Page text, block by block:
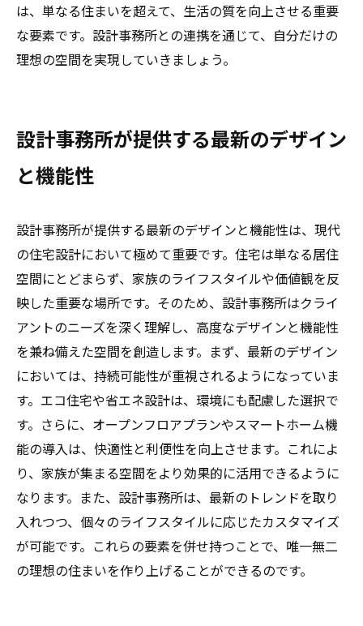
は、単なる住まいを超えて、生活の質を向上させる重要
な要素です。設計事務所との連携を通じて、自分だけの
理想の空間を実現していきましょう。
設計事務所が提供する最新のデザイン
と機能性
設計事務所が提供する最新のデザインと機能性は、現代
の住宅設計において極めて重要です。住宅は単なる居住
空間にとどまらず、家族のライフスタイルや価値観を反
映した重要な場所です。そのため、設計事務所はクライ
アントのニーズを深く理解し、高度なデザインと機能性
を兼ね備えた空間を創造します。まず、最新のデザイン
においては、持続可能性が重視されるようになっていま
す。エコ住宅や省エネ設計は、環境にも配慮した選択で
す。さらに、オープンフロアプランやスマートホーム機
能の導入は、快適性と利便性を向上させます。これによ
り、家族が集まる空間をより効果的に活用できるように
なります。また、設計事務所は、最新のトレンドを取り
入れつつ、個々のライフスタイルに応じたカスタマイズ
が可能です。これらの要素を併せ持つことで、唯一無二
の理想の住まいを作り上げることができるのです。